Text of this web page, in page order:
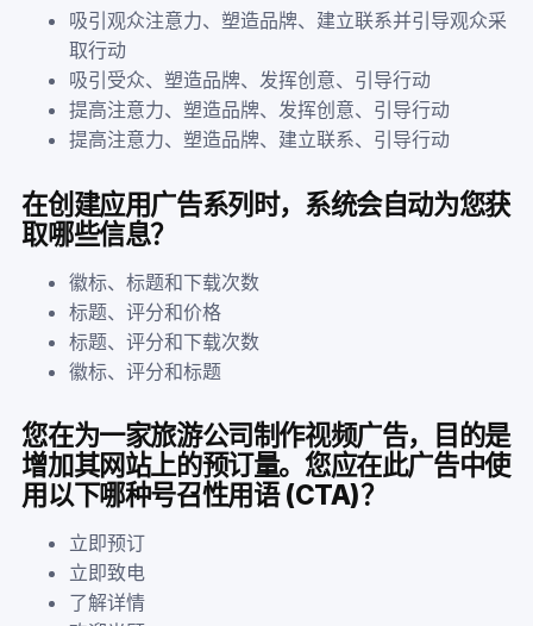
吸引观众注意力、塑造品牌、建立联系并引导观众采
取行动
吸引受众、塑造品牌、发挥创意、引导行动
提高注意力、塑造品牌、发挥创意、引导行动
提高注意力、塑造品牌、建立联系、引导行动
在创建应用广告系列时，系统会自动为您获
取哪些信息？
徽标、标题和下载次数
标题、评分和价格
标题、评分和下载次数
徽标、评分和标题
您在为一家旅游公司制作视频广告，目的是
增加其网站上的预订量。您应在此广告中使
用以下哪种号召性用语 (CTA)？
立即预订
立即致电
了解详情